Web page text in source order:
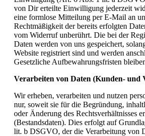
von Dir erteilte Einwilligung jederzeit
eine formlose Mitteilung per E-Mail an
Rechtmäßigkeit der bereits erfolgten
vom Widerruf unberührt. Die bei der
Daten werden von uns gespeichert,
Website registriert sind und werden
Gesetzliche Aufbewahrungsfristen
Verarbeiten von Daten (Kunden- und
Wir erheben, verarbeiten und nutzen
nur, soweit sie für die Begründung,
oder Änderung des Rechtsverhältnisses
(Bestandsdaten). Dies erfolgt auf
lit. b DSGVO, der die Verarbeitung von